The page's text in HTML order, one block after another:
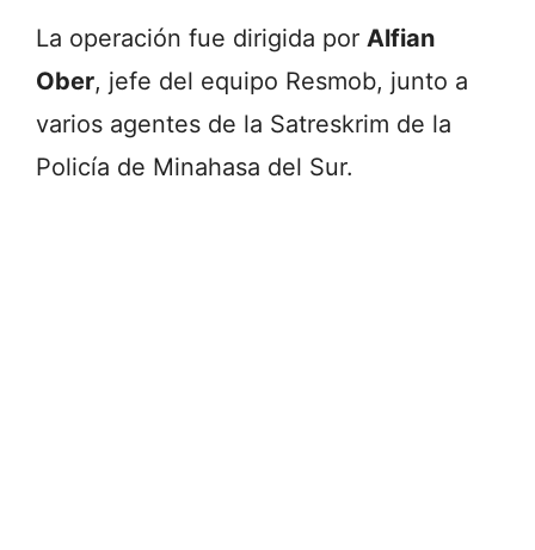
La operación fue dirigida por Alfian
Ober, jefe del equipo Resmob, junto a
varios agentes de la Satreskrim de la
Policía de Minahasa del Sur.